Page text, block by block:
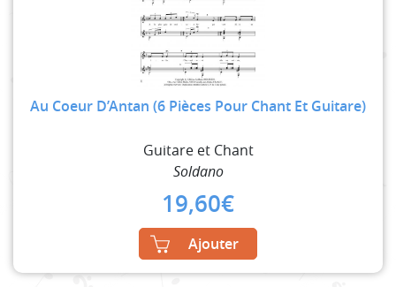
Au Coeur D’Antan (6 Pièces Pour Chant Et Guitare)
Guitare et Chant
Soldano
19,60€
Ajouter